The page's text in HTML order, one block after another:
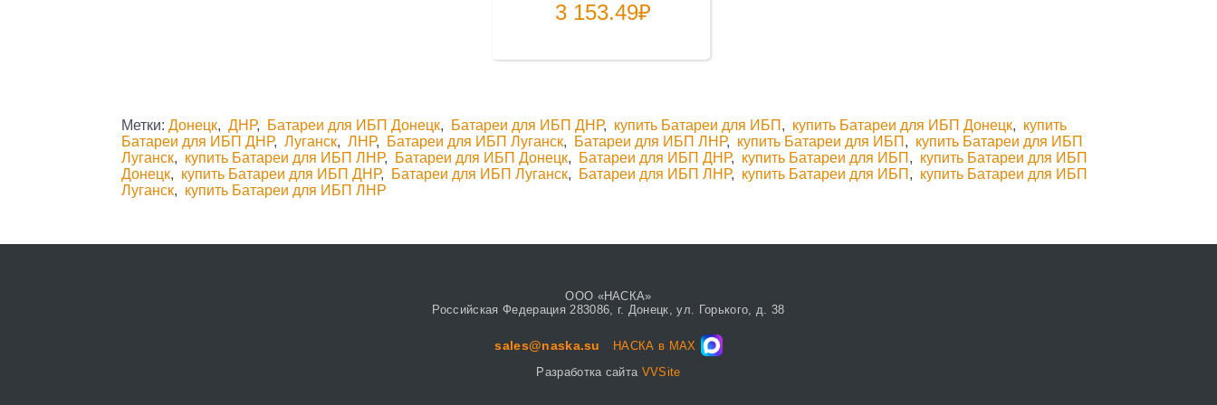
3 153.49₽
Метки:Донецк,ДНР, Батареи для ИБП Донецк, Батареи для ИБП ДНР, купить Батареи для ИБП , купить Батареи для ИБП Донецк, купить
Батареи для ИБП ДНР,Луганск,ЛНР, Батареи для ИБП Луганск, Батареи для ИБП ЛНР, купить Батареи для ИБП , купить Батареи для ИБП
Луганск, купить Батареи для ИБП ЛНР, Батареи для ИБП Донецк, Батареи для ИБП ДНР, купить Батареи для ИБП , купить Батареи для ИБП
Донецк, купить Батареи для ИБП ДНР, Батареи для ИБП Луганск, Батареи для ИБП ЛНР, купить Батареи для ИБП , купить Батареи для ИБП
Луганск, купить Батареи для ИБП ЛНР
ООО «НАСКА»
Российская Федерация 283086, г. Донецк, ул. Горького, д. 38
sales@naska.su
НАСКА в MAX
Разработка сайта VVSite